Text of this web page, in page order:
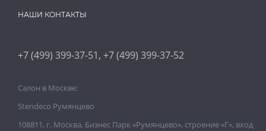
НАШИ КОНТАКТЫ
+7 (499) 399-37-51, +7 (499) 399-37-52
Салон в Москве:
Stendeco Румянцево
108811, г. Москва, Бизнес Парк «Румянцево», строение «Г», вход